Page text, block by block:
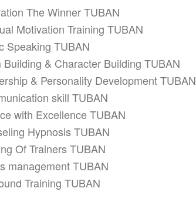
The Winner TUBAN
Motivation Training TUBAN
Speaking TUBAN
Building & Character Building TUBAN
& Personality Development TUBAN
skill TUBAN
with Excellence TUBAN
Hypnosis TUBAN
Of Trainers TUBAN
management TUBAN
Training TUBAN